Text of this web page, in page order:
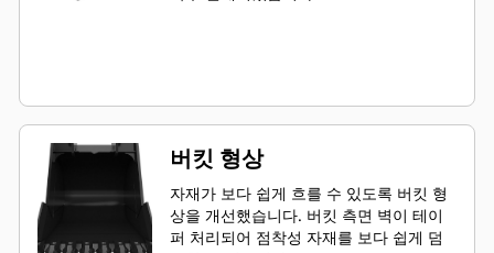
버킷 형상
자재가 보다 쉽게 흐를 수 있도록 버킷 형
상을 개선했습니다. 버킷 측면 벽이 테이
퍼 처리되어 점착성 자재를 보다 쉽게 덤